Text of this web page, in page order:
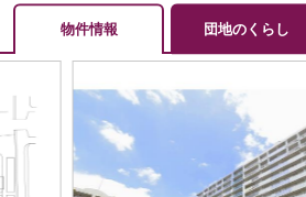
物件情報 団地のくらし